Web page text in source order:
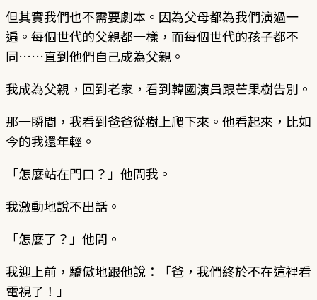
但其實我們也不需要劇本。因為父母都為我們演過一
遍。每個世代的父親都一樣，而每個世代的孩子都不
同……直到他們自己成為父親。
我成為父親，回到老家，看到韓國演員跟芒果樹告別。
那一瞬間，我看到爸爸從樹上爬下來。他看起來，比如
今的我還年輕。
「怎麼站在門口？」他問我。
我激動地說不出話。
「怎麼了？」他問。
我迎上前，驕傲地跟他說：「爸，我們終於不在這裡看
電視了！」